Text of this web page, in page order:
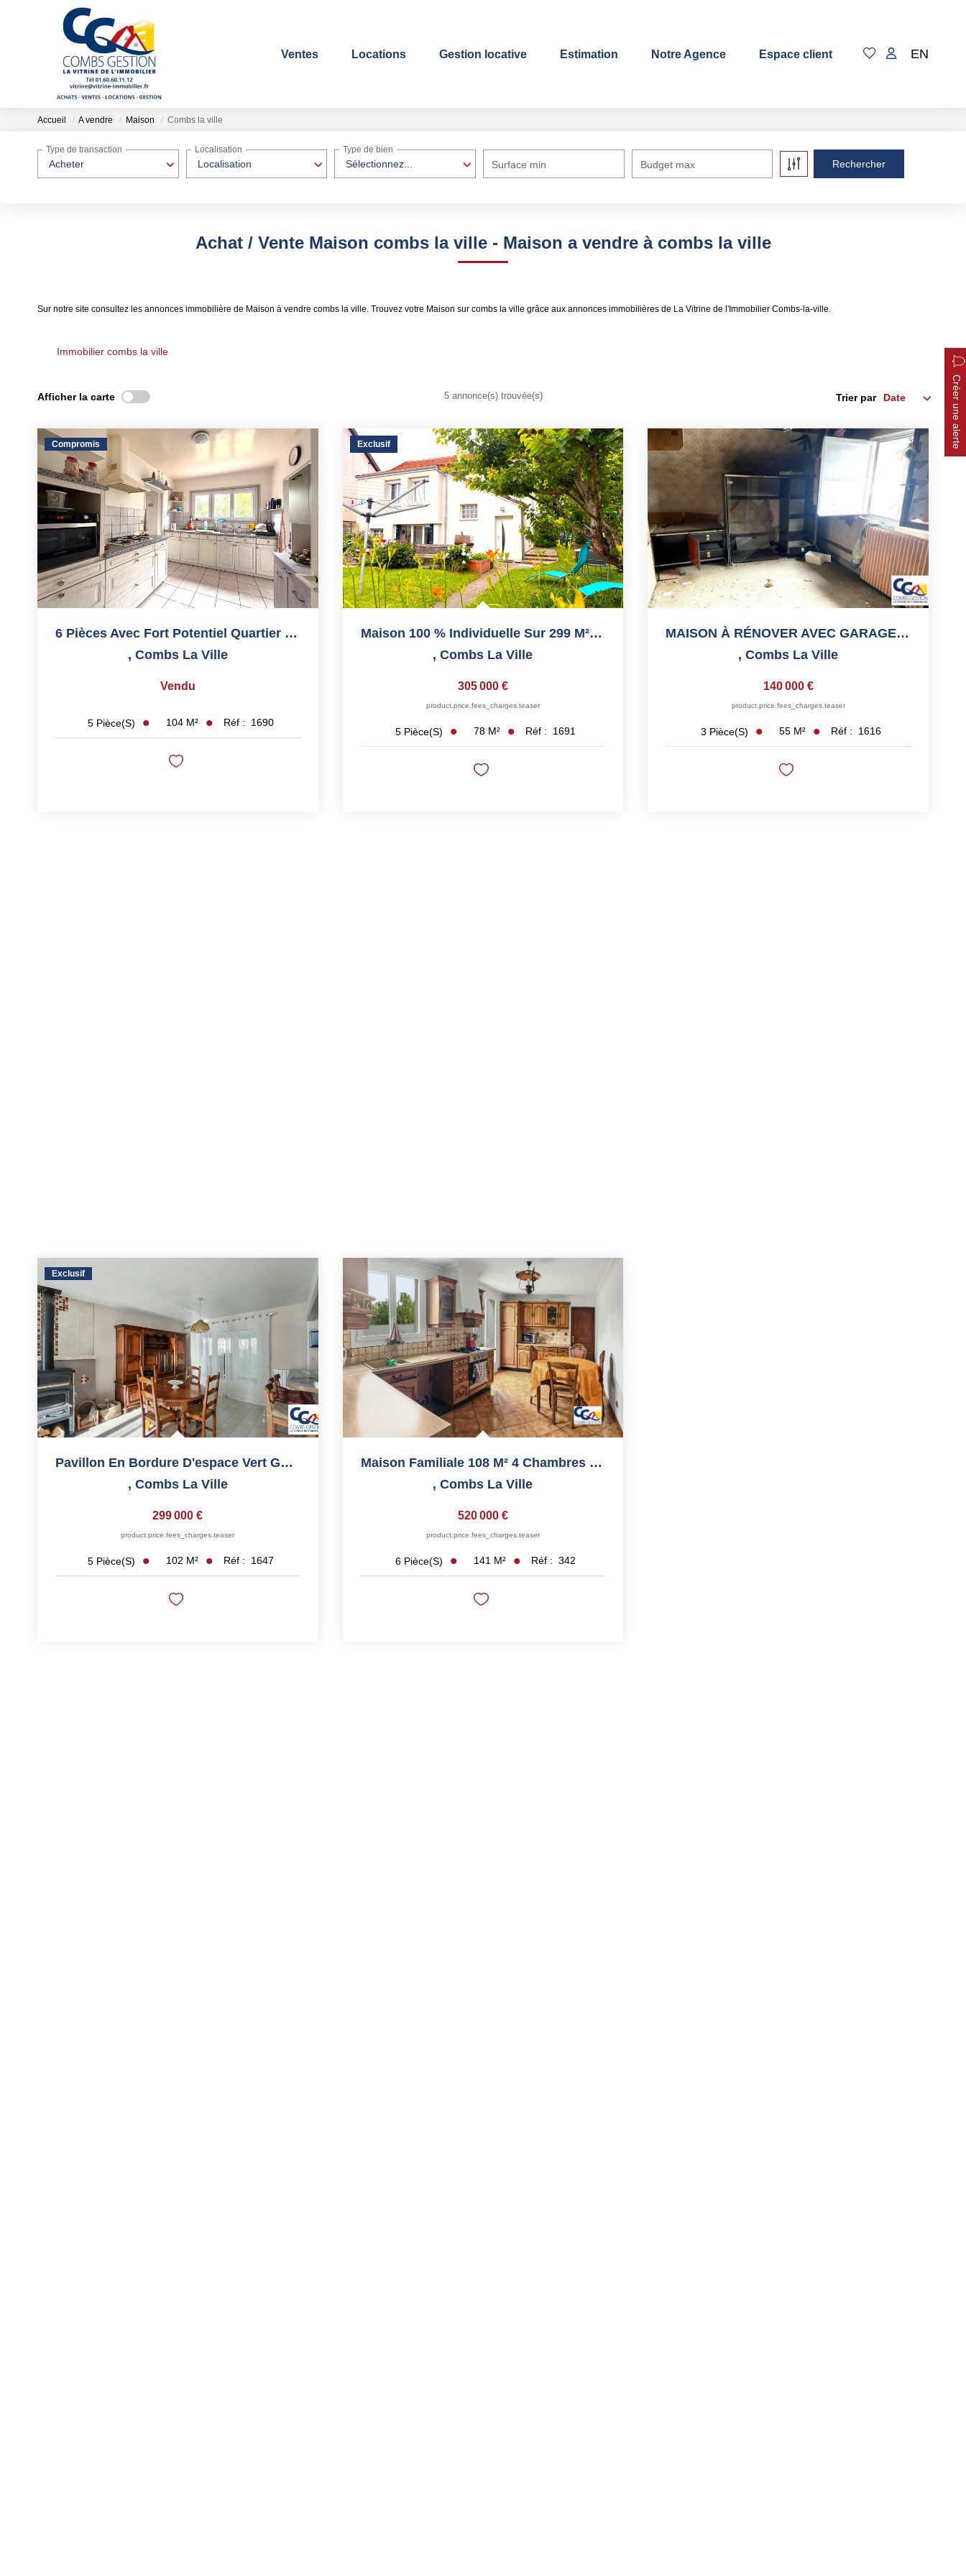
Ventes Locations Gestion locative Estimation Notre Agence Espace client EN
Accueil A vendre Maison Combs la ville
Acheter
Type de transaction
Localisation
Localisation
Sélectionnez...
Type de bien
Surface min Budget max
Achat / Vente Maison combs la ville - Maison a vendre à combs la ville
Sur notre site consultez les annonces immobilière de Maison à vendre combs la ville. Trouvez votre Maison sur combs la ville grâce aux annonces immobilières de La Vitrine de l'Immobilier Combs-la-ville.
Immobilier combs la ville
Créer une alerte
Afficher la carte 5 annonce(s) trouvée(s) Trier par
Compromis
6 Pièces Avec Fort Potentiel Quartier Pavillonnaire...
, Combs La Ville
Vendu
5 Pièce(s) 104 M² Réf : 1690
Exclusif
Maison 100 % Individuelle Sur 299 M² Quartier Résidentiel...
,Combs La Ville
305 000 €
product.price.fees_charges.teaser
5 Pièce(s) 78 M² Réf : 1691
MAISON À RÉNOVER AVEC GARAGE CENTRE BOURG FORT POTENTIEL...
,Combs La Ville
140 000 €
product.price.fees_charges.teaser
3 Pièce(s) 55 M² Réf : 1616
Exclusif
Pavillon En Bordure D'espace Vert Garage, Parking Et Pièce...
, Combs La Ville
299 000 €
product.price.fees_charges.teaser
5 Pièce(s) 102 M² Réf : 1647
Maison Familiale 108 M² 4 Chambres Jardin Plein Sud Garage...
,Combs La Ville
520 000 €
product.price.fees_charges.teaser
6 Pièce(s) 141 M² Réf : 342